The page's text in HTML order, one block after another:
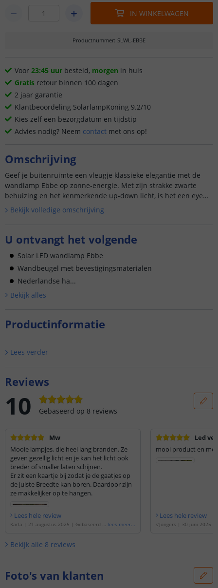
IN WINKELWAGEN
Productnummer: SLWL-EBBE
Voor 23:45 uur besteld, morgen in huis
Gratis retour binnen 100 dagen
2 jaar garantie
Klantbeoordeling SolarlampKoning 9.2/10
Kies zelf een bezorgdatum en tijdstip
Advies nodig? Neem contact met ons op!
Omschrijving
Geef je buitenruimte een vleugje klassieke elegantie met de
wandlamp Ebbe op zonne-energie. Met zijn strakke zwarte
behuizing en het kenmerkende up-down licht, is het een eye
catc...
Bekijk volledige omschrijving
U ontvangt het volgende
Solar LED wandlamp Ebbe
Wandbeugel met bevestigingsmaterialen
Nederlandse ha...
Bekijk alles
Productinformatie
Lees verder
Reviews
10 Gebaseerd op 8 reviews
Mw
Mooie lampjes, die heel lang branden. Ze
geven gezellig licht en je kan het licht ook
breder of smaller laten schijnen.
Er zit een kaartje bij zodat je de gaatjes op
de juiste Breedte kan boren. Daardoor zijn
ze makkelijker op te hangen.
Lees hele review
Karla | 21 augustus 2025 | Gebaseerd o
lees meer...
Led
mooi product en
Lees hele review
s'Jongers | 30 juni 2025
Bekijk alle 8 reviews
Foto's van klanten